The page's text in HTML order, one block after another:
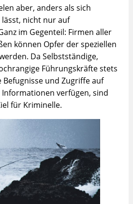
aber, anders als sich
nicht nur auf
im Gegenteil: Firmen aller
können Opfer der speziellen
Da Selbstständige,
Führungskräfte stets
und Zugriffe auf
verfügen, sind
für Kriminelle.